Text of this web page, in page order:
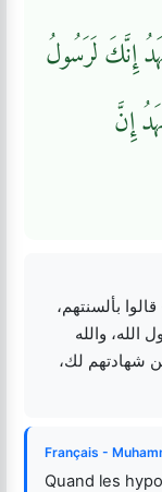
إِنَّكَ لَرَسُولُ
إِنَّ
بألسنتهم،
الله، والله
شهادتهم لك،
Français -
Quand les